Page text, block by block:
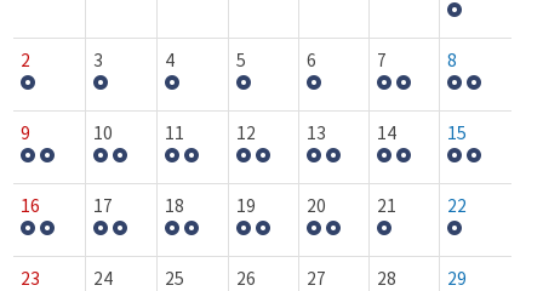
2 3 4 5 6 7 8
9 10 11 12 13 14 15
16 17 18 19 20 21 22
23 24 25 26 27 28 29